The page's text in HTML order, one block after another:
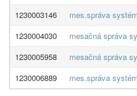
1230003146
mes.správa
1230004030
mesačná správa
1230005958
mesačná správa
1230006889
mes.správa